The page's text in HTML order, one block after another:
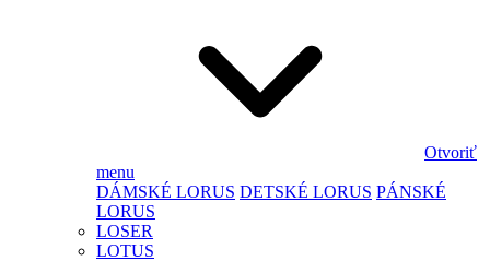
Otvoriť
menu
DÁMSKÉ LORUS DETSKÉ LORUS PÁNSKÉ
LORUS
LOSER
LOTUS